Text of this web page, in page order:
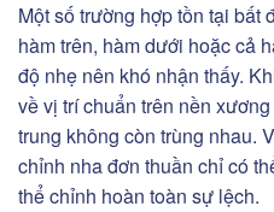
Một số trường hợp tồn tại bất
hàm trên, hàm dưới hoặc cả
độ nhẹ nên khó nhận thấy.
về vị trí chuẩn trên nền
trung không còn trùng nhau.
chỉnh nha đơn thuần chỉ có
thể chỉnh hoàn toàn sự lệch.